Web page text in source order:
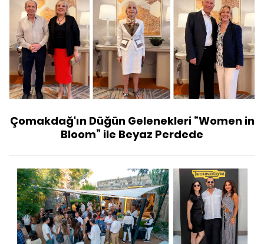
Çomakdağ'ın Düğün Gelenekleri “Women in
Bloom” ile Beyaz Perdede